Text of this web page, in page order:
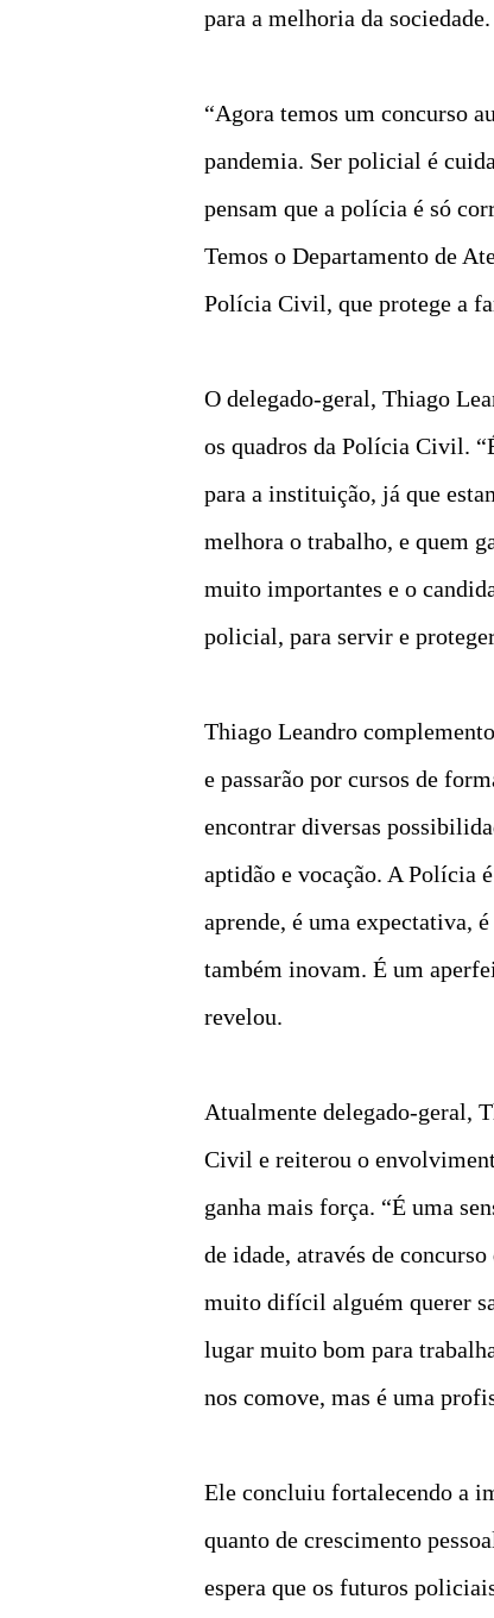
para a melhoria da sociedade.
“Agora temos um concurso
pandemia. Ser policial é
pensam que a polícia é só
Temos o Departamento de
Polícia Civil, que protege a
O delegado-geral, Thiago
os quadros da Polícia Civil.
para a instituição, já que
melhora o trabalho, e quem
muito importantes e o
policial, para servir e
Thiago Leandro
e passarão por cursos de
encontrar diversas
aptidão e vocação. A Polícia
aprende, é uma expectativa,
também inovam. É um
revelou.
Atualmente delegado-geral,
Civil e reiterou o
ganha mais força. “É uma
de idade, através de
muito difícil alguém querer
lugar muito bom para
nos comove, mas é uma
Ele concluiu fortalecendo a
quanto de crescimento
espera que os futuros